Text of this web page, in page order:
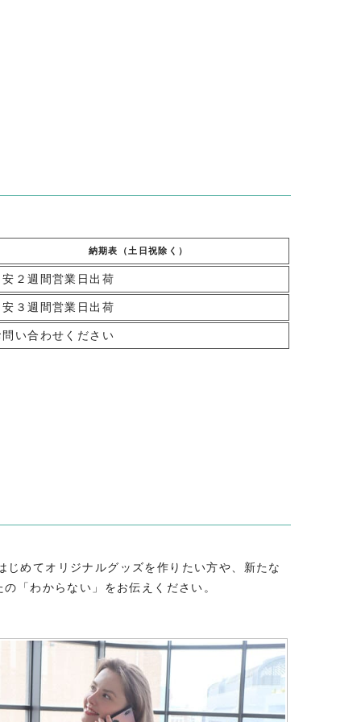
納期表（土日祝除く）
安２週間営業日出荷
安３週間営業日出荷
問い合わせください
めてオリジナルグッズを作りたい方や、新たな
「わからない」をお伝えください。